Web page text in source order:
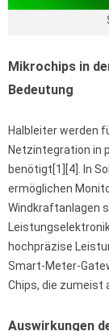
Mikrochips in
Bedeutung
Halbleiter werden
Netzintegration in
benötigt[1][4]. In
ermöglichen
Windkraftanlagen
hochpräzise
Smart-Meter-
Chips, die zumeist
Auswirkungen